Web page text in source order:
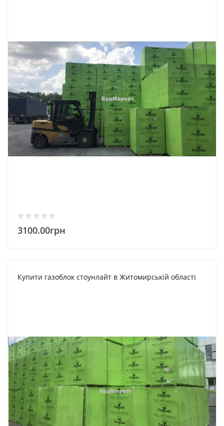
3100.00грн
Купити газоблок стоунлайт в Житомирській області